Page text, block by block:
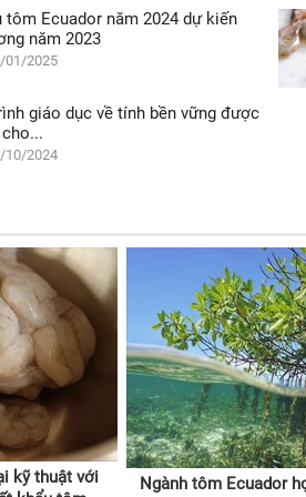
tôm Ecuador năm 2024 dự kiến
năm 2023
01/2025
giáo dục về tính bền vững được
10/2024
kỹ thuật với
Ngành tôm Ecuador